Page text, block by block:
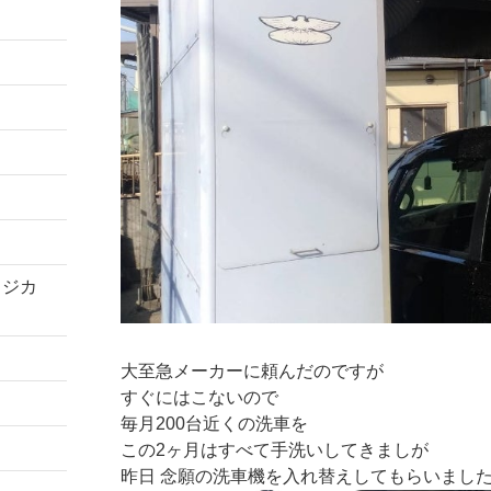
大至急メーカーに頼んだのですが
すぐにはこないので
毎月200台近くの洗車を
この2ヶ月はすべて手洗いしてきましが
昨日 念願の洗車機を入れ替えしてもらいまし
カ